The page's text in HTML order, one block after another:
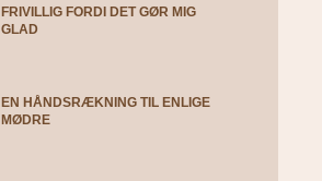
FRIVILLIG FORDI DET GØR MIG
GLAD
EN HÅNDSRÆKNING TIL ENLIGE
MØDRE